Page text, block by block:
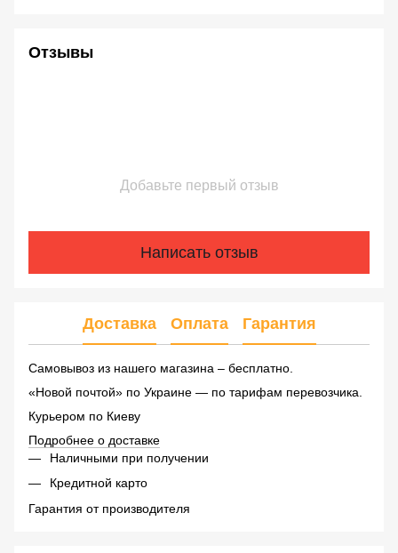
Отзывы
Добавьте первый отзыв
Написать отзыв
Доставка Оплата Гарантия
Самовывоз из нашего магазина – бесплатно.
«Новой почтой» по Украине — по тарифам перевозчика.
Курьером по Киеву
Подробнее о доставке
Наличными при получении
Кредитной карто
Гарантия от производителя